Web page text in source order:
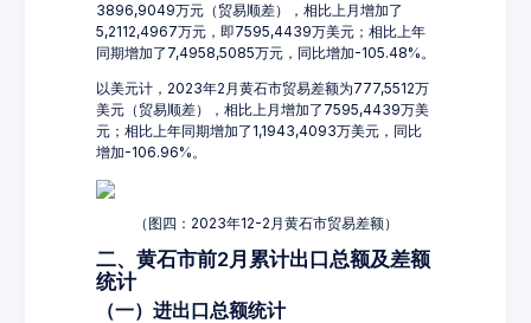
3896,9049万元（贸易顺差），相比上月增加了
5,2112,4967万元，即7595,4439万美元；相比上年
同期增加了7,4958,5085万元，同比增加-105.48%。
以美元计，2023年2月黄石市贸易差额为777,5512万
美元（贸易顺差），相比上月增加了7595,4439万美
元；相比上年同期增加了1,1943,4093万美元，同比
增加-106.96%。
（图四：2023年12-2月黄石市贸易差额）
二、黄石市前2月累计出口总额及差额
统计
（一）进出口总额统计